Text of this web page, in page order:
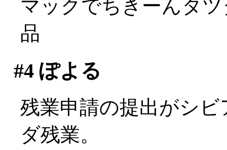
マックでちきーんタ
品
#4ぽよる
残業申請の提出がシ
ダ残業。